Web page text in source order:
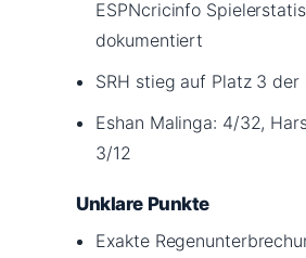
ESPNcricinfo
dokumentiert
SRH stieg auf Platz 3 der
Eshan Malinga: 4/32,
3/12
Unklare Punkte
Exakte